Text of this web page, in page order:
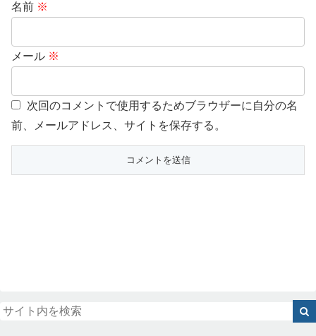
名前 ※
メール ※
次回のコメントで使用するためブラウザーに自分の名
前、メールアドレス、サイトを保存する。